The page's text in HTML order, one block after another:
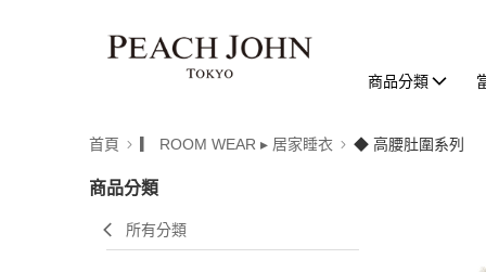
商品分類
首頁 ▎ ROOM WEAR ▸ 居家睡衣 ◆ 高腰肚圍系列
商品分類
所有分類